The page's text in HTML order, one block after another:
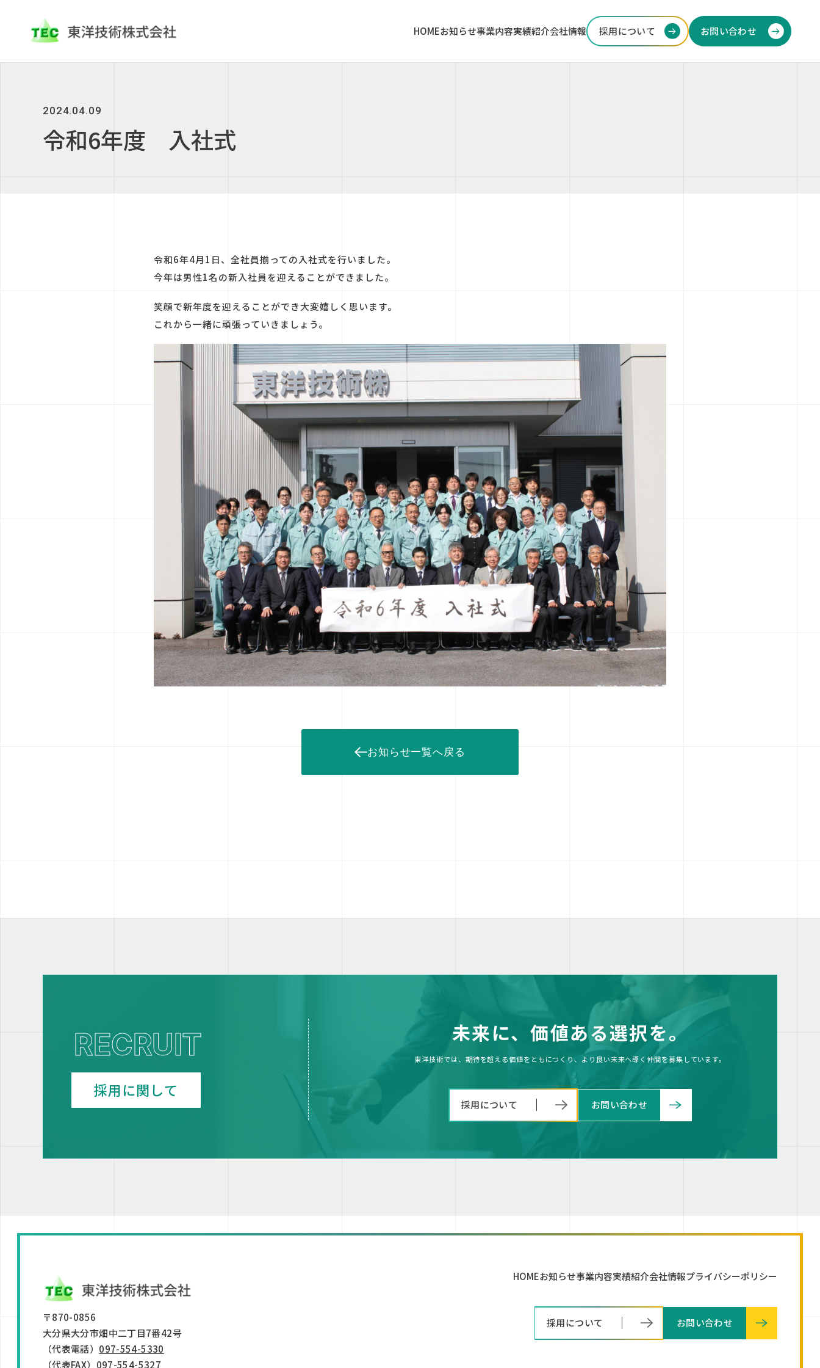
HOMEお知らせ事業内容実績紹介会社情報 採用について お問い合わせ
2024.04.09
令和6年度 入社式
令和6年4月1日、全社員揃っての入社式を行いました。
今年は男性1名の新入社員を迎えることができました。
笑顔で新年度を迎えることができ大変嬉しく思います。
これから一緒に頑張っていきましょう。
お知らせ一覧へ戻る
RECRUIT
採用に関して
未来に、価値ある選択を。
東洋技術では、期待を超える価値をともにつくり、より良い未来へ導く仲間を募集しています。
採用について お問い合わせ
〒870-0856
大分県大分市畑中二丁目7番42号
（代表電話） 097-554-5330
（代表FAX）097-554-5327
HOMEお知らせ事業内容実績紹介会社情報プライバシーポリシー
採用について お問い合わせ